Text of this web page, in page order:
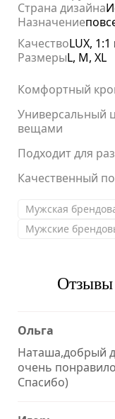
Страна дизайна
Назначение
КачествоLUX,
РазмерыL, M, XL
Комфортный
Универсальный
вещами
Подходит для
Качественный
Мужская
Мужские
Отзывы
Ольга
Наташа,добрый
очень
Спасибо)